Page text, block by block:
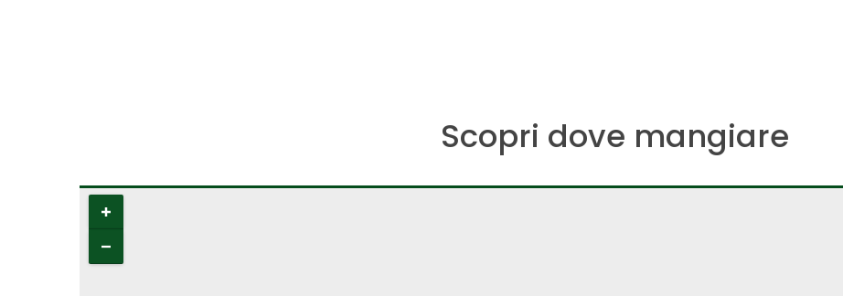
Scopri dove mangiare